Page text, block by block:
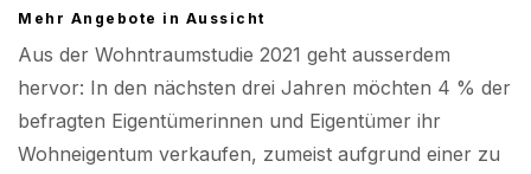
Mehr Angebote in Aussicht
Aus der Wohntraumstudie 2021 geht ausserdem
hervor: In den nächsten drei Jahren möchten 4 % der
befragten Eigentümerinnen und Eigentümer ihr
Wohneigentum verkaufen, zumeist aufgrund einer zu